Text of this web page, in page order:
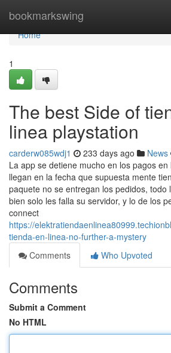
bookmarkswing
Home
Home
1
The best Side of
linea playstation
carderw085wdj1 233 days ago News
La app se detiene mucho en los pagos
llegan en la fecha que supuesta mente
paquete no se entregan los pedidos, todo
bien solo les falla su servidor, y lo de los
connect
https://
tienda-en-linea-no-further-a-mystery
Comments
Who Upvoted
Comments
Submit a Comment
No HTML